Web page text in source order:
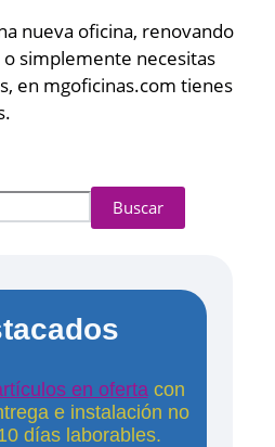
nueva oficina, renovando
simplemente necesitas
en mgoficinas.com tienes
Buscar
en oferta con
e instalación no
días laborables.